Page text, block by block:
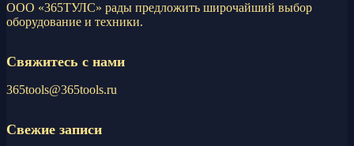
ООО «365ТУЛС» рады предложить широчайший выбор
оборудование и техники.
Свяжитесь с нами
365tools@365tools.ru
Свежие записи